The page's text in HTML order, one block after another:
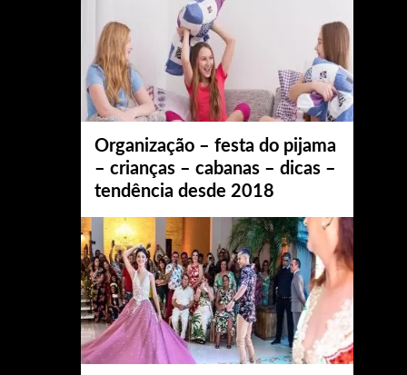
Organização – festa do pijama
– crianças – cabanas – dicas –
tendência desde 2018